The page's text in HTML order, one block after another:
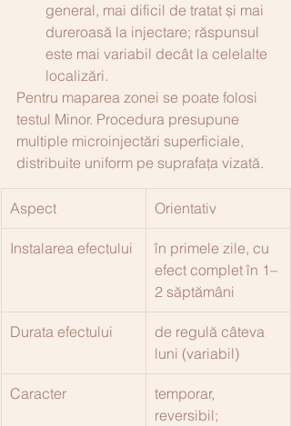
general, mai dificil de tratat și mai
dureroasă la injectare; răspunsul
este mai variabil decât la celelalte
localizări.
Pentru maparea zonei se poate folosi
testul Minor. Procedura presupune
multiple microinjectări superficiale,
distribuite uniform pe suprafața vizată.
Aspect Orientativ
Instalarea efectului
în primele zile, cu
efect complet în 1–
2 săptămâni
Durata efectului
de regulă câteva
luni (variabil)
Caracter
temporar,
reversibil;